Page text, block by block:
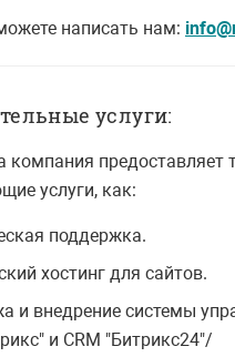
написать нам:
услуги:
компания предоставляет
услуги, как:
поддержка.
хостинг для сайтов.
и внедрение системы
и CRM "Битрикс24"/